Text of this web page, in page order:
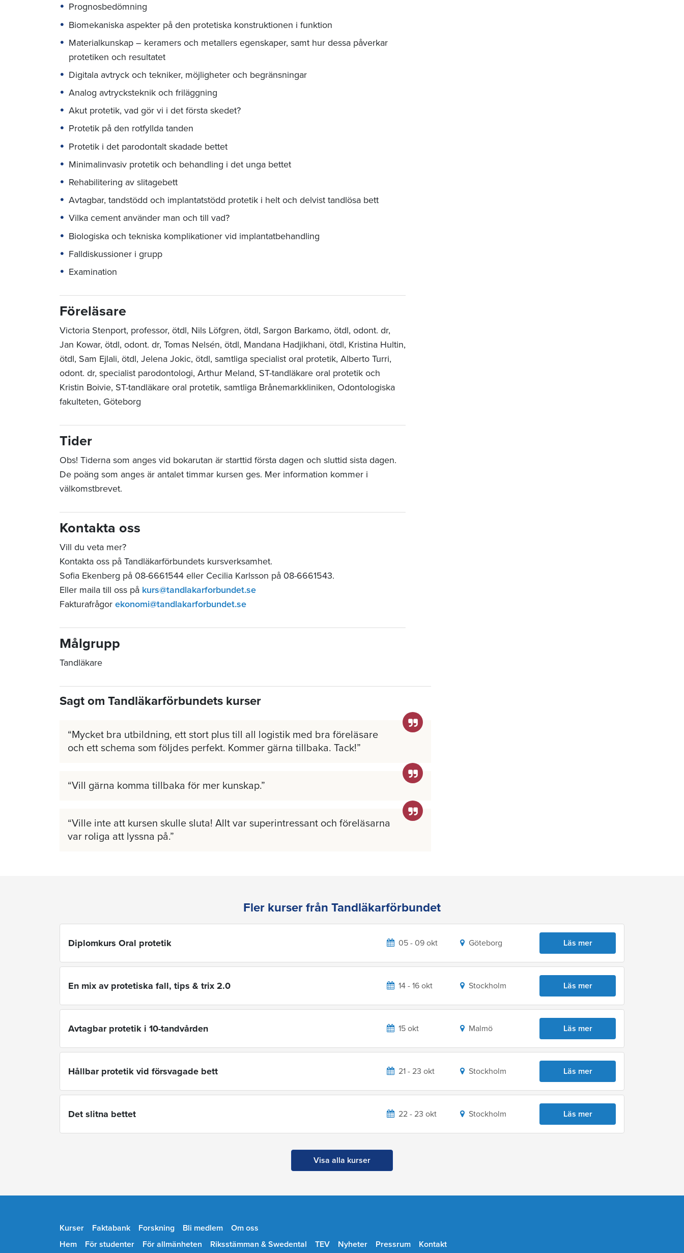
Prognosbedömning
Biomekaniska aspekter på den protetiska konstruktionen i funktion
Materialkunskap – keramers och metallers egenskaper, samt hur dessa påverkar
protetiken och resultatet
Digitala avtryck och tekniker, möjligheter och begränsningar
Analog avtrycksteknik och friläggning
Akut protetik, vad gör vi i det första skedet?
Protetik på den rotfyllda tanden
Protetik i det parodontalt skadade bettet
Minimalinvasiv protetik och behandling i det unga bettet
Rehabilitering av slitagebett
Avtagbar, tandstödd och implantatstödd protetik i helt och delvist tandlösa bett
Vilka cement använder man och till vad?
Biologiska och tekniska komplikationer vid implantatbehandling
Falldiskussioner i grupp
Examination
Föreläsare
Victoria Stenport, professor, ötdl, Nils Löfgren, ötdl, Sargon Barkamo, ötdl, odont. dr,
Jan Kowar, ötdl, odont. dr, Tomas Nelsén, ötdl, Mandana Hadjikhani, ötdl, Kristina Hultin,
ötdl, Sam Ejlali, ötdl, Jelena Jokic, ötdl, samtliga specialist oral protetik, Alberto Turri,
odont. dr, specialist parodontologi, Arthur Meland, ST-tandläkare oral protetik och
Kristin Boivie, ST-tandläkare oral protetik, samtliga Brånemarkkliniken, Odontologiska
fakulteten, Göteborg
Tider
Obs! Tiderna som anges vid bokarutan är starttid första dagen och sluttid sista dagen.
De poäng som anges är antalet timmar kursen ges. Mer information kommer i
välkomstbrevet.
Kontakta oss
Vill du veta mer?
Kontakta oss på Tandläkarförbundets kursverksamhet.
Sofia Ekenberg på 08-6661544 eller Cecilia Karlsson på 08-6661543.
Eller maila till oss på kurs@tandlakarforbundet.se
Fakturafrågor ekonomi@tandlakarforbundet.se
Målgrupp
Tandläkare
Sagt om Tandläkarförbundets kurser
Mycket bra utbildning, ett stort plus till all logistik med bra föreläsare
och ett schema som följdes perfekt. Kommer gärna tillbaka. Tack!
Vill gärna komma tillbaka för mer kunskap.
Ville inte att kursen skulle sluta! Allt var superintressant och föreläsarna
var roliga att lyssna på.
Fler kurser från Tandläkarförbundet
Diplomkurs Oral protetik 05 - 09 okt Göteborg Läs mer
En mix av protetiska fall, tips & trix 2.0 14 - 16 okt Stockholm Läs mer
Avtagbar protetik i 10-tandvården 15 okt Malmö Läs mer
Hållbar protetik vid försvagade bett 21 - 23 okt Stockholm Läs mer
Det slitna bettet 22 - 23 okt Stockholm Läs mer
Visa alla kurser
Kurser Faktabank Forskning Bli medlem
Om oss
Hem
För studenter För allmänheten Riksstämman & Swedental TEV Nyheter Pressrum Kontakt